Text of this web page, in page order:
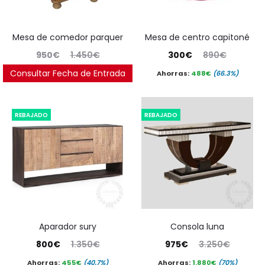
mesa de comedor parquer
1.450€
El
precio
era:
1.450€.
950€
precio
es:
950€.
Ahorras:413€ (34.5%)
Consultar Fecha de Entrada
mesa de centro capitoné
890€
El
precio
era:
890€.
300€
precio
es:
300€.
Ahorras: 488€ (66.3%)
REBAJADO
aparador sury
1.350€
El
precio
800€
precioAhorras: 455€ (40.7%)
REBAJADO
consola luna
3.250€
El
precio
975€
precioAhorras: 1.880€ (70%)